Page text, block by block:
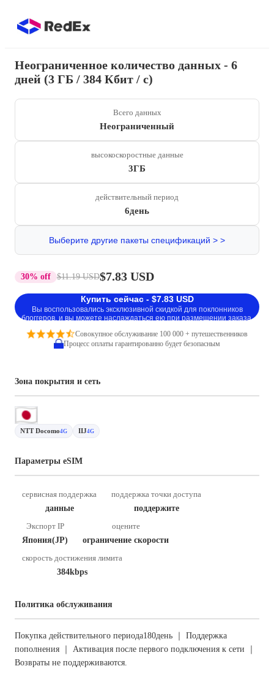
Неограниченное количество данных - 6
дней (3 ГБ / 384 Кбит / с)
Всего данных
Неограниченный
высокоскоростные данные
3ГБ
действительный период
6день
Выберите другие пакеты спецификаций > >
30% off $11.19 USD$7.83 USD
Купить сейчас - $7.83 USD
Вы воспользовались эксклюзивной скидкой для поклонников
блоггеров, и вы можете наслаждаться ею при размещении заказа.
Совокупное обслуживание 100 000 + путешественников
Процесс оплаты гарантированно будет безопасным
Зона покрытия и сеть
NTT Docomo4G IIJ4G
Параметры eSIM
сервисная поддержка
данные
поддержка точки доступа
поддержите
Экспорт IP
Япония(JP)
оцените
ограничение скорости
скорость достижения лимита
384kbps
Политика обслуживания
Покупка действительного периода180день ｜ Поддержка
пополнения ｜ Активация после первого подключения к сети ｜
Возвраты не поддерживаются.